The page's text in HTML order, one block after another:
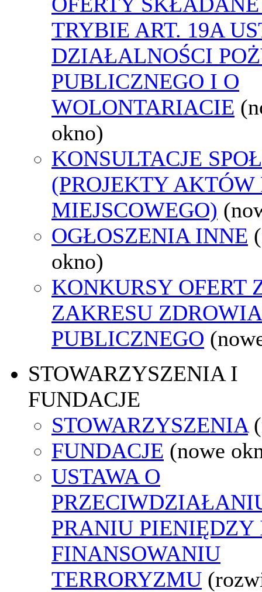
TRYBIE ART. 19A
DZIAŁALNOŚCI
PUBLICZNEGO I O
WOLONTARIACIE
okno)
KONSULTACJE
(PROJEKTY AKTÓW
MIEJSCOWEGO)
OGŁOSZENIA INNE
okno)
KONKURSY OFERT
ZAKRESU ZDROWIA
PUBLICZNEGO
STOWARZYSZENIA I
FUNDACJE
STOWARZYSZENIA
FUNDACJE (nowe
USTAWA O
PRANIU PIENIĘDZY
FINANSOWANIU
TERRORYZMU